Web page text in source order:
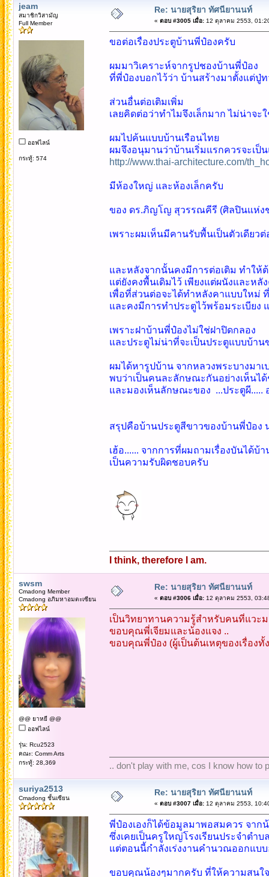
jeam
สมาชิกวิสามัญ
Full Member
ออฟไลน์
กระทู้: 574
Re: นายสุริยา ทัศนียานนท์
« ตอบ #3005 เมื่อ:12 ตุลาคม 2553,
ขอต่อเรื่องประตูบ้านพี่ป๋องครับ
ผมมาวิเคราะห์จากรูปชองบ้านพี่ป๋อง
ที่พี่ป๋องบอกไว้ว่า บ้านสร้างมาตั้งแต่ปู่
ส่วนอื่นต่อเติมเพิ่ม
เลยคิดต่อว่าทำไมจึงเล็กมาก ไม่น่าจะ
ผมไปค้นแบบบ้านเรือนไทย
ผมจึงอนุมานว่าบ้านเริ่มแรกควรจะเป็
http://www.thai-architecture.com/
มีห้องใหญ่ และห้องเล็กครับ
ของ ดร.ภิญโญ สุวรรณคีรี (ศิลปินแห่ง
เพราะผมเห็นมีคานรับพื้นเป็นตัวเดียว
และหลังจากนั้นคงมีการต่อเติม ทำให้
แต่ยังคงพื้นเดิมไว้ เพียงแต่ผนังและหลั
เพื่อที่ส่วนต่อจะได้ทำหลังคาแบบใหม่
และคงมีการทำประตูไว้พร้อมระเบียง
เพราะฝาบ้านพี่ป๋องไม่ใช่ฝาปิดกลอง
และประตูไม่น่าที่จะเป็นประตูแบบบ้าน
ผมได้หารูปบ้าน จากหลวงพระบางมาเ
พบว่าเป็นคนละลักษณะกันอย่างเห็นไ
และมองเห็นลักษณะของ ...ประตูผี.....
สรุปคือบ้านประตูสีขาวของบ้านพี่ป๋อง
เฮ้อ...... จากการที่ผมถามเรื่องบันได้
เป็นความรับผิดชอบครับ
I think, therefore I am.
swsm
Cmadong Member
Cmadong อภิมหาอมตะเซียน
@@ ยาหยี @@
ออฟไลน์
รุ่น: Rcu2523
คณะ: Comm Arts
กระทู้: 28,369
Re: นายสุริยา ทัศนียานนท์
« ตอบ #3006 เมื่อ:12 ตุลาคม 2553,
เป็นวิทยาทานความรู้สำหรับคนที่แวะ
ขอบคุณพี่เจียมและน้องแจง ..
ขอบคุณพี่ป๋อง (ผู้เป็นต้นเหตุของเรื่องทั้
.. don't play with me, cos I know how to
suriya2513
Cmadong ชั้นเซียน
Re: นายสุริยา ทัศนียานนท์
« ตอบ #3007 เมื่อ:12 ตุลาคม 2553,
พี่ป๋องเองก็ได้ข้อมูลมาพอสมควร จาก
ซึ่งเคยเป็นครูใหญ่โรงเรียนประจำตำ
แต่ตอนนี้กำลังเร่งงานคำนวณออกแบ
ขอบคุณน้องๆมากครับ ที่ให้ความสนใจ